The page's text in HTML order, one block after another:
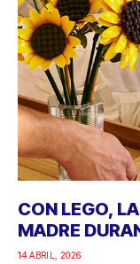
CON LEGO,
MADRE
14 ABRIL, 2026